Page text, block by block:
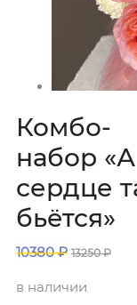
Комбо-
набор «А
сердце
бьётся»
10380₽ 13250₽
в наличии